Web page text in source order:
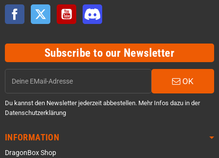
Facebook Twitter YouTube
Subscribe to our Newsletter
OK
Du kannst den Newsletter jederzeit abbestellen. Mehr Infos dazu in der
Datenschutzerklärung
INFORMATION
DragonBox Shop